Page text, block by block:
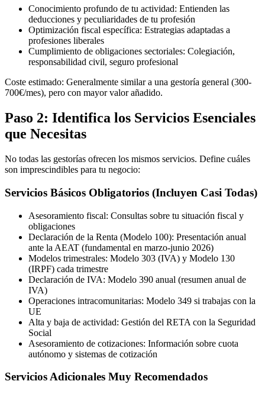
Conocimiento profundo de tu actividad: Entienden las
deducciones y peculiaridades de tu profesión
Optimización fiscal específica: Estrategias adaptadas a
profesiones liberales
Cumplimiento de obligaciones sectoriales: Colegiación,
responsabilidad civil, seguro profesional
Coste estimado: Generalmente similar a una gestoría general (300-
700€/mes), pero con mayor valor añadido.
Paso 2: Identifica los Servicios Esenciales
que Necesitas
No todas las gestorías ofrecen los mismos servicios. Define cuáles
son imprescindibles para tu negocio:
Servicios Básicos Obligatorios (Incluyen Casi Todas)
Asesoramiento fiscal: Consultas sobre tu situación fiscal y
obligaciones
Declaración de la Renta (Modelo 100): Presentación anual
ante la AEAT (fundamental en marzo-junio 2026)
Modelos trimestrales: Modelo 303 (IVA) y Modelo 130
(IRPF) cada trimestre
Declaración de IVA: Modelo 390 anual (resumen anual de
IVA)
Operaciones intracomunitarias: Modelo 349 si trabajas con la
UE
Alta y baja de actividad: Gestión del RETA con la Seguridad
Social
Asesoramiento de cotizaciones: Información sobre cuota
autónomo y sistemas de cotización
Servicios Adicionales Muy Recomendados